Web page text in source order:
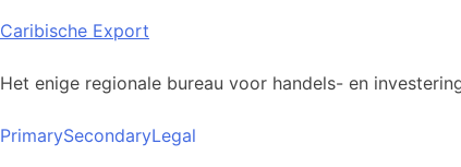
Skip
content
Caribische Export
Het enige regionale bureau voor handels- en
PrimarySecondaryLegal